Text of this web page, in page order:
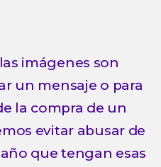
imágenes son
un mensaje o para
la compra de un
evitar abusar de
que tengan esas